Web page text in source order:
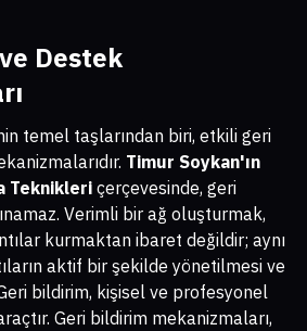
Destek
temel taşlarından biri, etkili geri
Timur Soykan'ın
Teknikleri çerçevesinde, geri
Verimli bir ağ oluşturmak,
kurmaktan ibaret değildir; aynı
aktif bir şekilde yönetilmesi ve
bildirim, kişisel ve profesyonel
Geri bildirim mekanizmaları,